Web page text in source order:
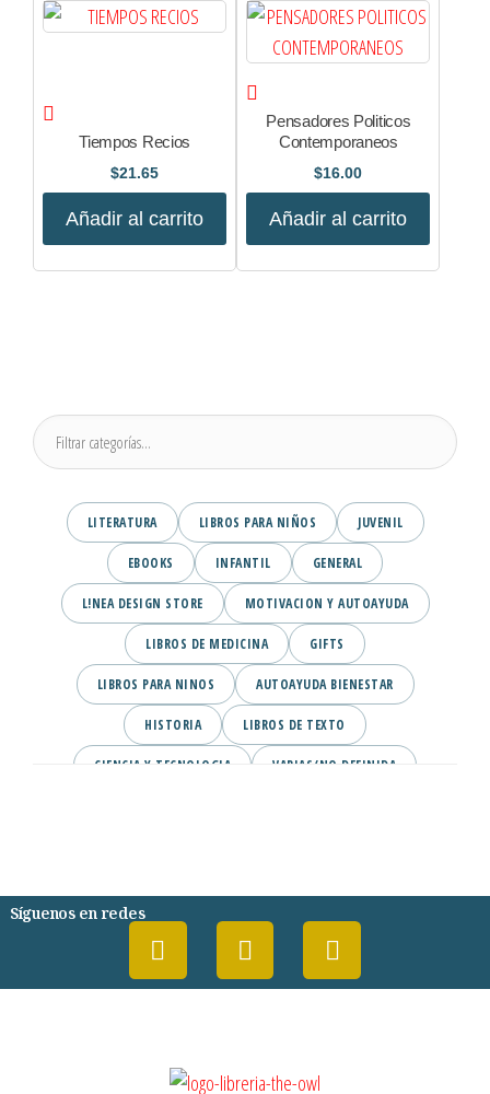
Tiempos Recios
$21.65
Añadir al carrito
Pensadores Politicos
Contemporaneos
$16.00
Añadir al carrito
LITERATURA LIBROS PARA NIÑOS JUVENIL
EBOOKS INFANTIL GENERAL
L!NEA DESIGN STORE MOTIVACION Y AUTOAYUDA
LIBROS DE MEDICINA GIFTS
LIBROS PARA NINOS AUTOAYUDA BIENESTAR
HISTORIA LIBROS DE TEXTO
CIENCIA Y TECNOLOGIA VARIAS/NO DEFINIDA
Síguenos en redes